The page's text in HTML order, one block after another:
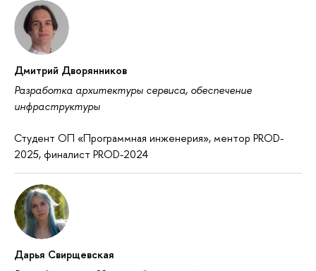
Дмитрий Дворянников
Разработка архитектуры сервиса, обеспечение
инфраструктуры
Студент ОП «Программная инженерия», ментор PROD-
2025, финалист PROD-2024
Дарья Свирщевская